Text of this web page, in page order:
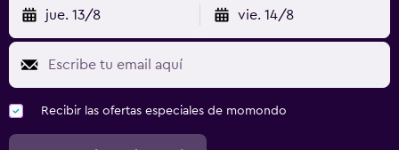
jue. 13/8 vie. 14/8
Recibir las ofertas especiales de momondo